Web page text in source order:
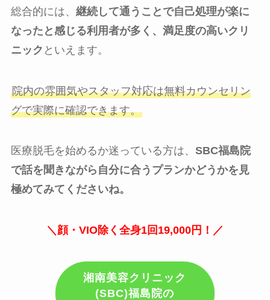
総合的には、 継続して通うことで自己処理が楽に
なったと感じる利用者が多く、満足度の高いクリ
ニック といえます。
院内の雰囲気やスタッフ対応は無料カウンセリン
グで実際に確認できます。
医療脱毛を始めるか迷っている方は、 SBC福島院
で話を聞きながら自分に合うプランかどうかを見
極めてみてくださいね。
＼顔・VIO除く全身1回19,000円！／
湘南美容クリニック
(SBC)福島院の